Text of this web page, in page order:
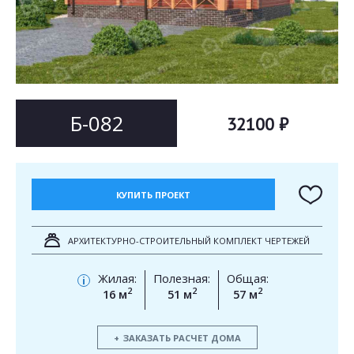
Б-082 32100 ₽
КУПИТЬ ПРОЕКТ
АРХИТЕКТУРНО-СТРОИТЕЛЬНЫЙ КОМПЛЕКТ ЧЕРТЕЖЕЙ
i
Жилая:
16 м2
Полезная:
51 м2
Общая:
57 м2
ЗАКАЗАТЬ РАСЧЕТ ДОМА
Согласен на обработку персональных данных
ОТПРАВИТЬ
Согласен на обработку персональных данных
This site is protected by reCAPTCHA and the GooglePrivacy PolicyandTerms of Service
apply.